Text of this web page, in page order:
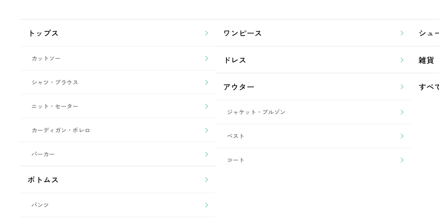
トップス
カットソー
シャツ・ブラウス
ニット・セーター
カーディガン・ボレロ
パーカー
ボトムス
パンツ
ワンピース
ドレス
アウター
ジャケット・ブルゾン
ベスト
コート
シュ
雑貨
すべ